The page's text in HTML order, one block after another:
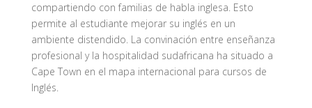
compartiendo con familias de habla inglesa. Esto
permite al estudiante mejorar su inglés en un
ambiente distendido. La convinación entre enseñanza
profesional y la hospitalidad sudafricana ha situado a
Cape Town en el mapa internacional para cursos de
Inglés.